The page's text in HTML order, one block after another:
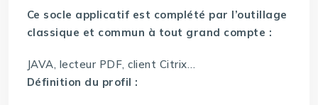
Ce socle applicatif est complété par l’outillage
classique et commun à tout grand compte :
JAVA, lecteur PDF, client Citrix…
Définition du profil :